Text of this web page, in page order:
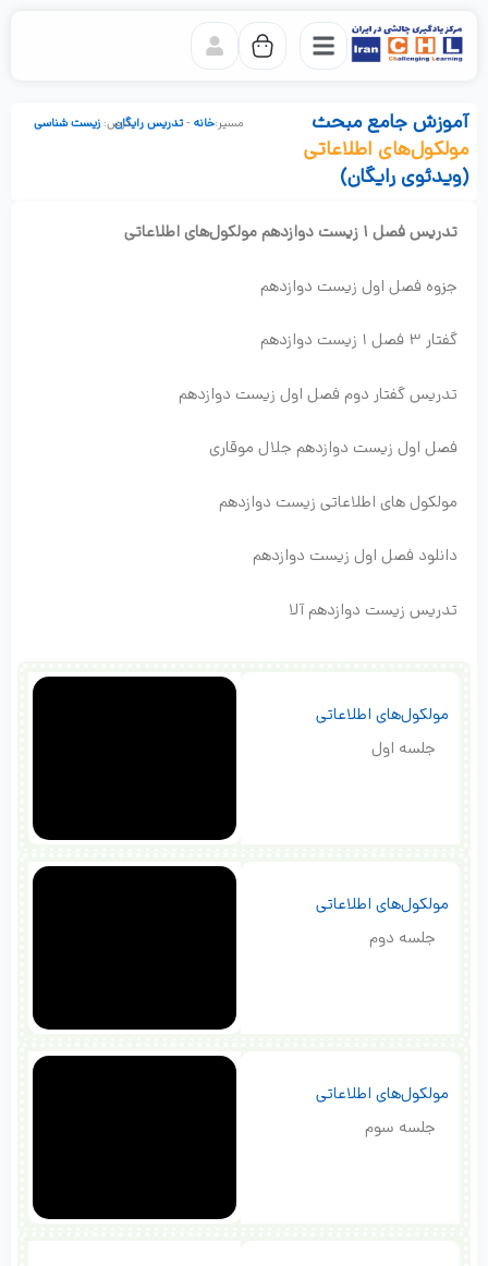
محتوا
خانه-تدریس رایگان
درس: زیست شناسی
آموزش جامع مبحث
مولکول‌های اطلاعاتی
(ویدئوی رایگان)
تدریس فصل ۱ زیست دوازدهم مولکول‌های اطلاعاتی
جزوه فصل اول زیست دوازدهم
گفتار 3 فصل 1 زیست دوازدهم
تدریس گفتار دوم فصل اول زیست دوازدهم
فصل اول زیست دوازدهم جلال موقاری
مولکول های اطلاعاتی زیست دوازدهم
دانلود فصل اول زیست دوازدهم
تدریس زیست دوازدهم آلا
مولکول‌های اطلاعاتی
جلسه اول
مولکول‌های اطلاعاتی
جلسه دوم
مولکول‌های اطلاعاتی
جلسه سوم